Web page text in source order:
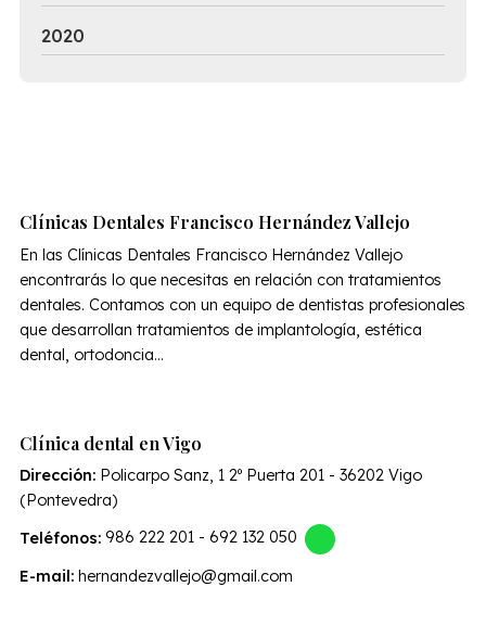
2020
Clínicas Dentales Francisco Hernández Vallejo
En las Clínicas Dentales Francisco Hernández Vallejo
encontrarás lo que necesitas en relación con tratamientos
dentales. Contamos con un equipo de dentistas profesionales
que desarrollan tratamientos de implantología, estética
dental, ortodoncia...
Clínica dental en Vigo
Dirección: Policarpo Sanz, 1 2º Puerta 201 - 36202 Vigo
(Pontevedra)
Teléfonos: 986 222 201- 692 132 050
E-mail: hernandezvallejo@gmail.com